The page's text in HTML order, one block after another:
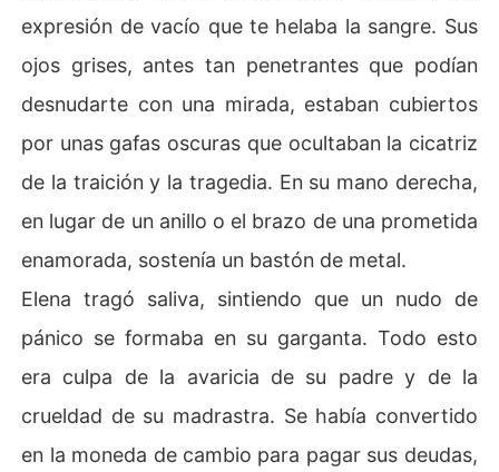
expresión de vacío que te helaba la sangre. Sus
ojos grises, antes tan penetrantes que podían
desnudarte con una mirada, estaban cubiertos
por unas gafas oscuras que ocultaban la cicatriz
de la traición y la tragedia. En su mano derecha,
en lugar de un anillo o el brazo de una prometida
enamorada, sostenía un bastón de metal.
Elena tragó saliva, sintiendo que un nudo de
pánico se formaba en su garganta. Todo esto
era culpa de la avaricia de su padre y de la
crueldad de su madrastra. Se había convertido
en la moneda de cambio para pagar sus deudas,